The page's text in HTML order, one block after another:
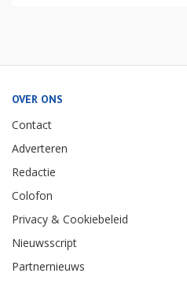
OVER ONS
Contact
Adverteren
Redactie
Colofon
Privacy & Cookiebeleid
Nieuwsscript
Partnernieuws